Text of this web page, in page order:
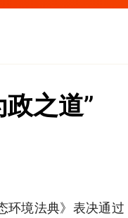
政之道”
境法典》表决通